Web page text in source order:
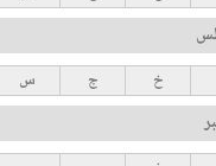
خ ج س